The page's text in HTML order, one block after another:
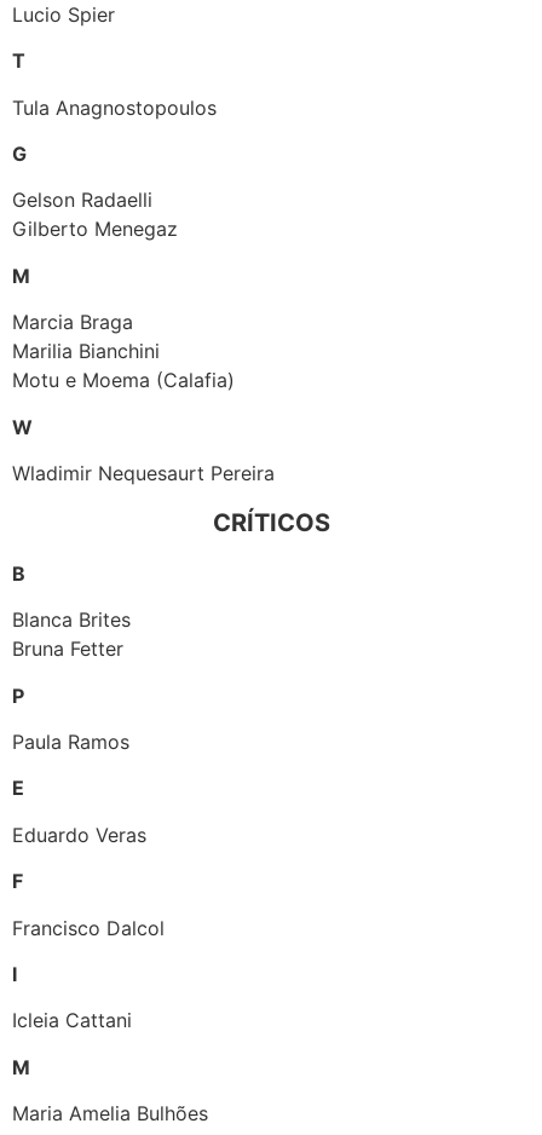
Lucio Spier
T
Tula Anagnostopoulos
G
Gelson Radaelli
Gilberto Menegaz
M
Marcia Braga
Marilia Bianchini
Motu e Moema (Calafia)
W
Wladimir Nequesaurt Pereira
CRÍTICOS
B
Blanca Brites
Bruna Fetter
P
Paula Ramos
E
Eduardo Veras
F
Francisco Dalcol
I
Icleia Cattani
M
Maria Amelia Bulhões